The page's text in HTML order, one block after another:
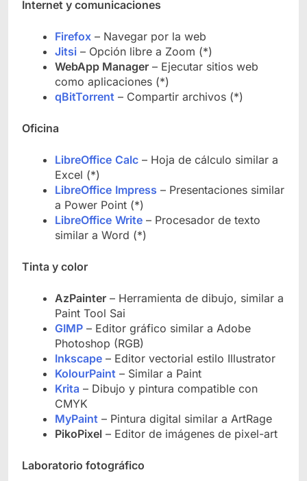
Internet y comunicaciones
Firefox – Navegar por la web
Jitsi – Opción libre a Zoom (*)
WebApp Manager – Ejecutar sitios web
como aplicaciones (*)
qBitTorrent – Compartir archivos (*)
Oficina
LibreOffice Calc – Hoja de cálculo similar a
Excel (*)
LibreOffice Impress – Presentaciones similar
a Power Point (*)
LibreOffice Write – Procesador de texto
similar a Word (*)
Tinta y color
AzPainter – Herramienta de dibujo, similar a
Paint Tool Sai
GIMP – Editor gráfico similar a Adobe
Photoshop (RGB)
Inkscape – Editor vectorial estilo Illustrator
KolourPaint – Similar a Paint
Krita – Dibujo y pintura compatible con
CMYK
MyPaint – Pintura digital similar a ArtRage
PikoPixel – Editor de imágenes de pixel-art
Laboratorio fotográfico